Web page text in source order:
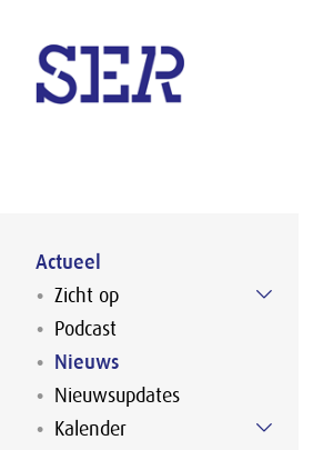
Actueel
Zicht op
Podcast
Nieuws
Nieuwsupdates
Kalender